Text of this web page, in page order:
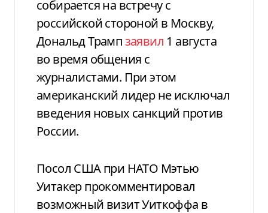
собирается на встречу с
российской стороной в Москву,
Дональд Трампзаявил 1 августа
во время общения с
журналистами. При этом
американский лидер не исключал
введения новых санкций против
России.
Посол США при НАТО Мэтью
Уитакер прокомментировал
возможный визит Уиткоффа в